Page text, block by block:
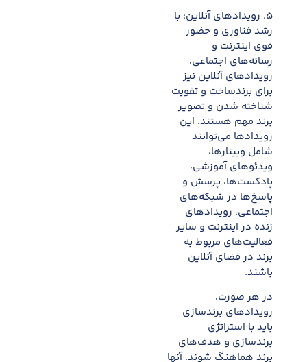
۵. رویدادهای آنلاین: با
رشد فناوری و حضور
قوی اینترنت و
رسانه‌های اجتماعی،
رویدادهای آنلاین نیز
برای برندساخت و تقویت
شناخته شدن و تصویر
برند مهم هستند. این
رویدادها می‌توانند
شامل وبینارها،
ویدئوهای آموزشی،
پادکست‌ها، پرسش و
پاسخ‌ها در شبکه‌های
اجتماعی، رویدادهای
زنده در اینترنت و سایر
فعالیت‌های مربوط به
برند در فضای آنلاین
باشند.
در هر صورت،
رویدادهای برندسازی
باید با استراتژی
برندسازی و هدف‌های
برند هماهنگ شوند. آنها